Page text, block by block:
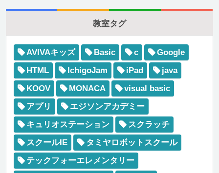
教室タグ
AVIVAキッズ Basic c
Google
HTML
IchigoJam iPad
java
KOOV
MONACA
visual basic
アプリ
エジソンアカデミー
キュリオステーション
スクラッチ
スクールIE
タミヤロボットスクール
テックフォーエレメンタリー